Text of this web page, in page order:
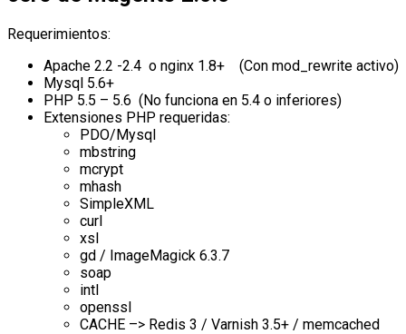
Requerimientos:
Apache 2.2 -2.4 o nginx 1.8+ (Con mod_rewrite activo)
Mysql 5.6+
PHP 5.5 – 5.6 (No funciona en 5.4 o inferiores)
Extensiones PHP requeridas:
PDO/Mysql
mbstring
mcrypt
mhash
SimpleXML
curl
xsl
gd / ImageMagick 6.3.7
soap
intl
openssl
CACHE –> Redis 3 / Varnish 3.5+ / memcached